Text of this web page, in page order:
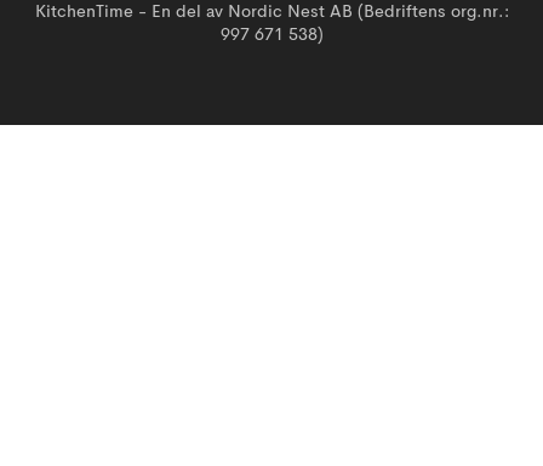
KitchenTime - En del av Nordic Nest AB (Bedriftens org.nr.:
997 671 538)